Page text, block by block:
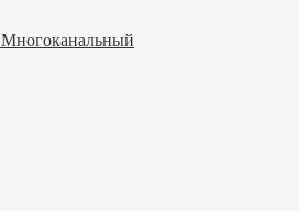
Многоканальный